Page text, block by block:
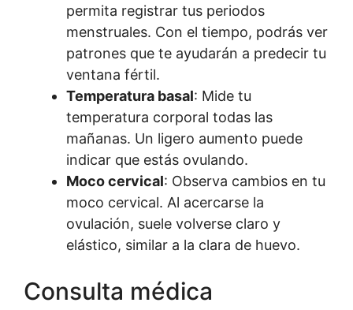
permita registrar tus periodos
menstruales. Con el tiempo, podrás ver
patrones que te ayudarán a predecir tu
ventana fértil.
Temperatura basal: Mide tu
temperatura corporal todas las
mañanas. Un ligero aumento puede
indicar que estás ovulando.
Moco cervical: Observa cambios en tu
moco cervical. Al acercarse la
ovulación, suele volverse claro y
elástico, similar a la clara de huevo.
Consulta médica